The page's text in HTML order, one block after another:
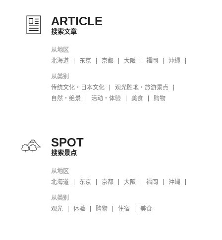
ARTICLE
搜索文章
从地区
北海道
东京 京都 大阪 福岡 沖縄
从类别
传统文化・日本文化
观光胜地・旅游景点
自然・绝景
活动・体验 美食 购物
SPOT
搜索景点
从地区
北海道
东京 京都 大阪 福岡 沖縄
从类别
观光
体验 购物 住宿 美食